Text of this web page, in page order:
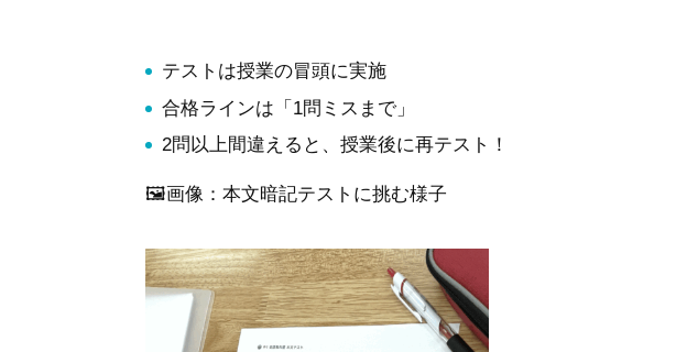
テストは授業の冒頭に実施
合格ラインは「1問ミスまで」
2問以上間違えると、授業後に再テスト！
🖼画像：本文暗記テストに挑む様子